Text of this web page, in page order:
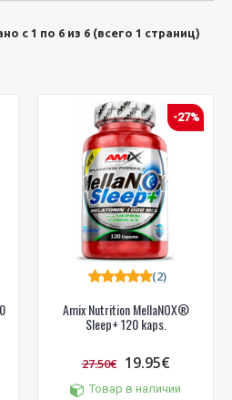
с 1 по 6 из 6 (всего 1 страниц)
-27%
Amix Nutrition MellaNOX®
Sleep+ 120 kaps.
(2)
27.50€ 19.95€
Товар в наличии